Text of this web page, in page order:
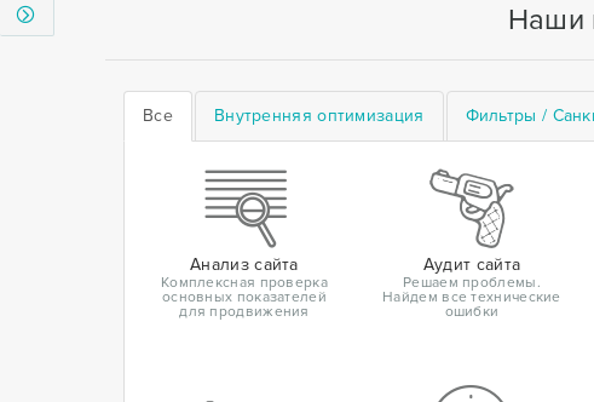
Наши
Все Внутренняя оптимизация Фильтры /
Анализ сайта
Комплексная проверка
основных показателей
для продвижения
Аудит сайта
Решаем проблемы.
Найдем все технические
ошибки